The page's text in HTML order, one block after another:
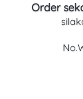
Order